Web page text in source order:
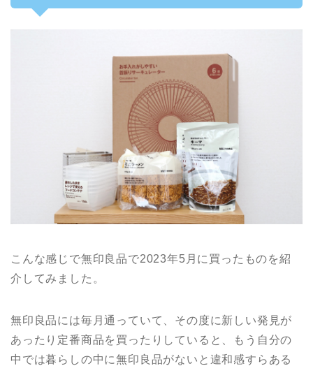
こんな感じで無印良品で2023年5月に買ったものを紹
介してみました。
無印良品には毎月通っていて、その度に新しい発見が
あったり定番商品を買ったりしていると、もう自分の
中では暮らしの中に無印良品がないと違和感すらある